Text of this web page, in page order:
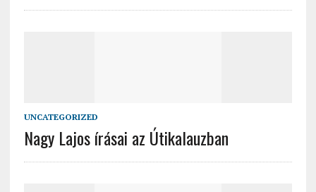
UNCATEGORIZED
Nagy Lajos írásai az Útikalauzban